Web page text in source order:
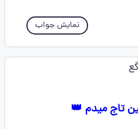
نمایش جواب
تاج میدم 👑